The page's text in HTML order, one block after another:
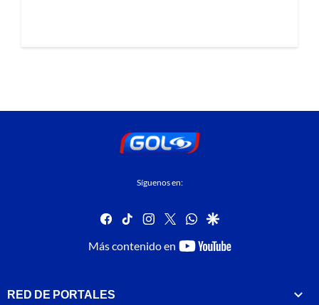
Síguenos en:
facebook
tiktok instagram
twitterwhatsapp
google
Más contenido en
youtube-
RED DE PORTALES